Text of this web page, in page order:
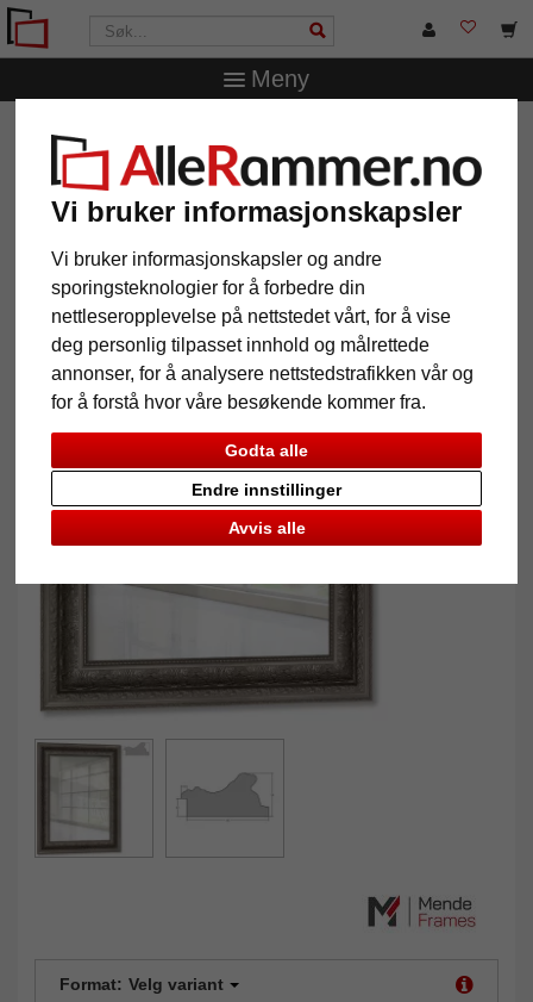
Vi bruker informasjonskapsler
Vi bruker informasjonskapsler og andre
sporingsteknologier for å forbedre din
nettleseropplevelse på nettstedet vårt, for å vise
deg personlig tilpasset innhold og målrettede
annonser, for å analysere nettstedstrafikken vår og
for å forstå hvor våre besøkende kommer fra.
Godta alle
Avvis alle
Endre innstillinger
Meny
AlleRammer.no
Veggspeil Banias
Veggspeil Banias
Format: Velg variant